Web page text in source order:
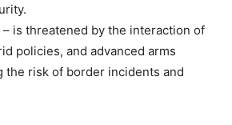
is threatened by the interaction of
policies, and advanced arms
the risk of border incidents and